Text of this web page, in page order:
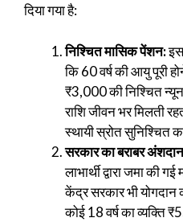
दिया गया है:
निश्चित मासिक पेंशन:
कि 60 वर्ष की आयु पूरी
₹3,000 की निश्चित
राशि जीवन भर मिलती
स्थायी स्रोत सुनिश्चित
सरकार का बराबर
लाभार्थी द्वारा जमा की
केंद्र सरकार भी योगदान
कोई 18 वर्ष का व्यक्ति